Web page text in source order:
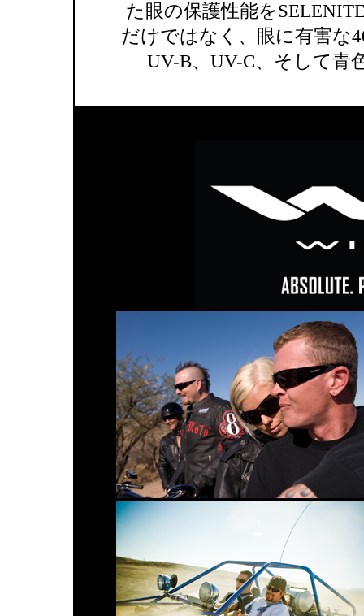
た眼の保護性能を
だけではなく、眼に有害な
UV-B、UV-C、そして青